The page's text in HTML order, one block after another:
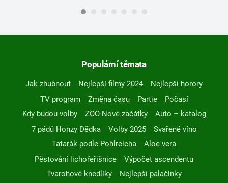
Populární témata
Jak zhubnout Nejlepší filmy 2024
Nejlepší horory
TV program
Změna času Partie
Počasí
Kdy budou volby
ZOO Nové začátky
Auto – katalog
7 pádů Honzy Dědka
Volby 2025
Svařené víno
Tatarák podle Pohlreicha
Aloe vera
Pěstování lichořeřišnice
Výpočet ascendentu
Tvarohové knedlíky
Nejlepší palačinky